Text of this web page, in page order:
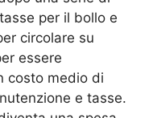
per il bollo e
circolare su
essere
costo medio di
e tasse.